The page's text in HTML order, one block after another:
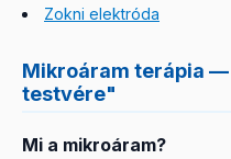
Zokni elektróda
Mikroáram terápia —
testvére"
Mi a mikroáram?